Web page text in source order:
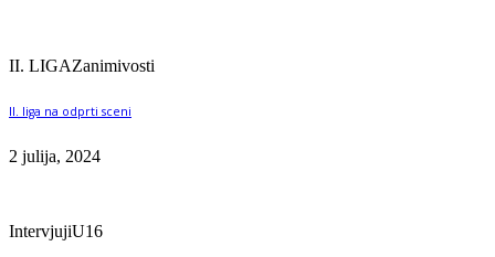
II. LIGAZanimivosti
II. liga na odprti sceni
2 julija, 2024
IntervjujiU16